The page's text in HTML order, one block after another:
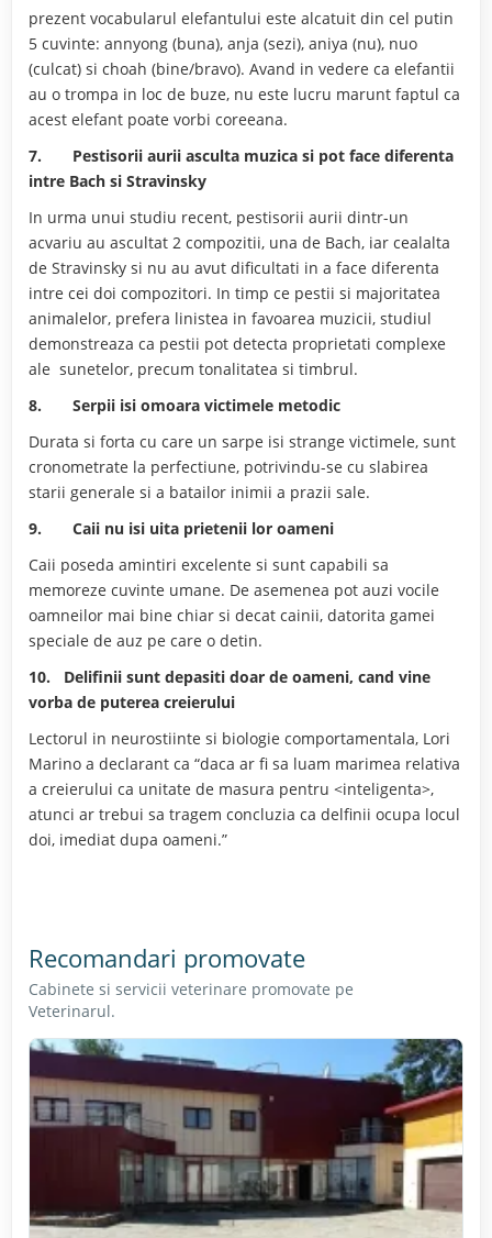
prezent vocabularul elefantului este alcatuit din cel putin
5 cuvinte: annyong (buna), anja (sezi), aniya (nu), nuo
(culcat) si choah (bine/bravo). Avand in vedere ca elefantii
au o trompa in loc de buze, nu este lucru marunt faptul ca
acest elefant poate vorbi coreeana.
7. Pestisorii aurii asculta muzica si pot face diferenta
intre Bach si Stravinsky
In urma unui studiu recent, pestisorii aurii dintr-un
acvariu au ascultat 2 compozitii, una de Bach, iar cealalta
de Stravinsky si nu au avut dificultati in a face diferenta
intre cei doi compozitori. In timp ce pestii si majoritatea
animalelor, prefera linistea in favoarea muzicii, studiul
demonstreaza ca pestii pot detecta proprietati complexe
ale sunetelor, precum tonalitatea si timbrul.
8. Serpii isi omoara victimele metodic
Durata si forta cu care un sarpe isi strange victimele, sunt
cronometrate la perfectiune, potrivindu-se cu slabirea
starii generale si a batailor inimii a prazii sale.
9. Caii nu isi uita prietenii lor oameni
Caii poseda amintiri excelente si sunt capabili sa
memoreze cuvinte umane. De asemenea pot auzi vocile
oamneilor mai bine chiar si decat cainii, datorita gamei
speciale de auz pe care o detin.
10. Delifinii sunt depasiti doar de oameni, cand vine
vorba de puterea creierului
Lectorul in neurostiinte si biologie comportamentala, Lori
Marino a declarant ca “daca ar fi sa luam marimea relativa
a creierului ca unitate de masura pentru <inteligenta>,
atunci ar trebui sa tragem concluzia ca delfinii ocupa locul
doi, imediat dupa oameni.”
Recomandari promovate
Cabinete si servicii veterinare promovate pe
Veterinarul.